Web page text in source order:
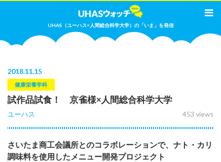
UHAS（ユーハス=人間総合科学大学）の「いま」を発信
2018.11.15
健康栄養学科
試作品試食！ 京雀様×人間総合科学大学
453 views
ユーハス
さいたま商工会議所とのコラボレーションで、ナト・カリ
調味料を使用したメニュー開発プロジェクト